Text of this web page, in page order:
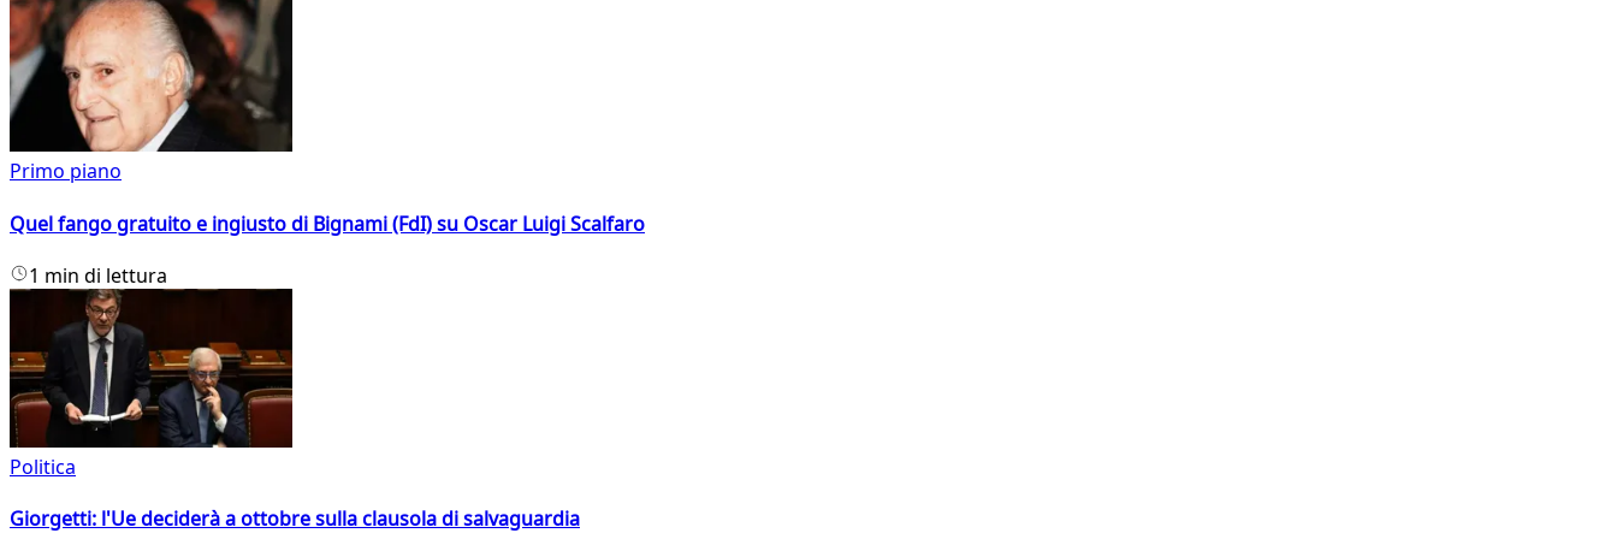
Primo piano
Quel fango gratuito e ingiusto di Bignami (FdI) su Oscar Luigi Scalfaro
1 min di lettura
Politica
Giorgetti: l'Ue deciderà a ottobre sulla clausola di salvaguardia